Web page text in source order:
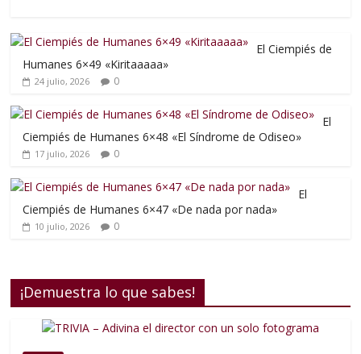
El Ciempiés de
Humanes 6×49 «Kiritaaaaa»
24 julio, 2026 0
El
Ciempiés de Humanes 6×48 «El Síndrome de Odiseo»
17 julio, 2026 0
El
Ciempiés de Humanes 6×47 «De nada por nada»
10 julio, 2026 0
¡Demuestra lo que sabes!